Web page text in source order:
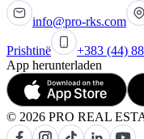
info@pro-rks.com
Prishtinë
+383 (44)
App herunterladen
© 2026 PRO REAL